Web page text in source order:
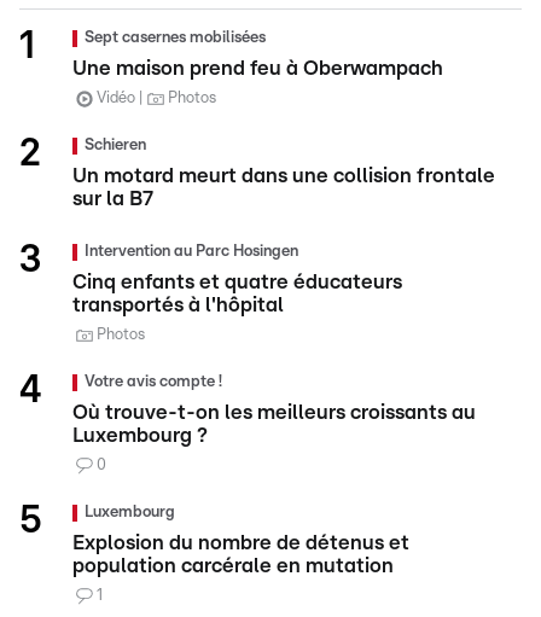
Sept casernes mobilisées
Une maison prend feu à Oberwampach
Vidéo Photos
Schieren
Un motard meurt dans une collision frontale
sur la B7
Intervention au Parc Hosingen
Cinq enfants et quatre éducateurs
transportés à l'hôpital
Photos
Votre avis compte !
Où trouve-t-on les meilleurs croissants au
Luxembourg ?
0
Luxembourg
Explosion du nombre de détenus et
population carcérale en mutation
1